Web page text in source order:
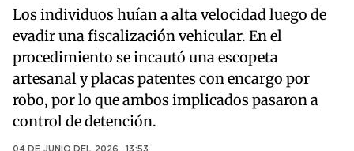
Los individuos huían a alta velocidad luego de
evadir una fiscalización vehicular. En el
procedimiento se incautó una escopeta
artesanal y placas patentes con encargo por
robo, por lo que ambos implicados pasaron a
control de detención.